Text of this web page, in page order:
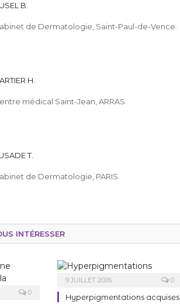
B.
de Dermatologie, Saint-Paul-de-Vence.
H.
médical Saint-Jean, ARRAS.
T.
de Dermatologie, PARIS.
INTÉRESSER
0
9 JUILLET 2026 0
Hyperpigmentations acquises